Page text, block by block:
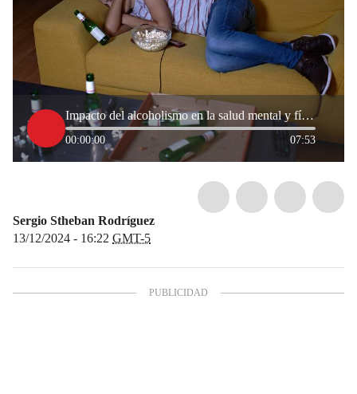
Impacto del alcoholismo en la salud mental y físca: La psiquiatra Laura Villamil explicó
00:00:00 07:53
Sergio Stheban Rodríguez
13/12/2024 - 16:22 GMT-5